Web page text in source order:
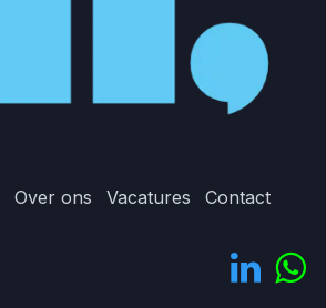
Over ons Vacatures Contact